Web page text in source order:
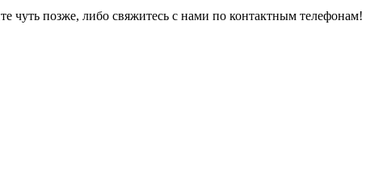
позже, либо свяжитесь с нами по контактным телефонам!